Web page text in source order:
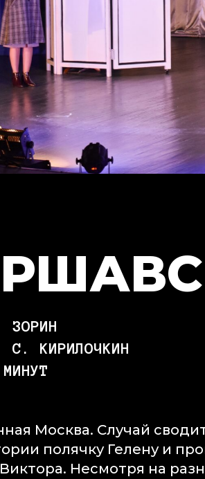
ЗОРИН
С. КИРИЛОЧКИН
Москва. Случай
полячку Гелену и
Несмотря на